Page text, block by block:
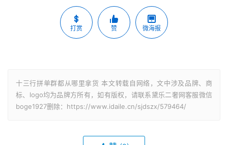
打赏 赞 微海报
十三行拼单群都从哪里拿货 本文转载自网络，文中涉及品牌、商
标、logo均为品牌方所有，如有版权，请联系黛乐二奢网客服微信
boge1927删除：https://www.idaile.cn/sjdszx/579464/